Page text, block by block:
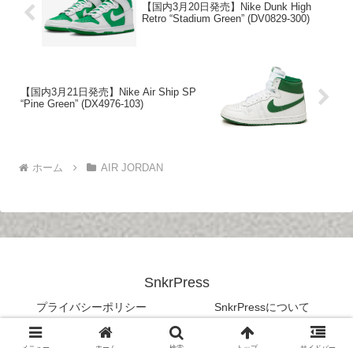
【国内3月20日発売】Nike Dunk High
Retro “Stadium Green” (DV0829-300)
【国内3月21日発売】Nike Air Ship SP
“Pine Green” (DX4976-103)
ホーム AIR JORDAN
SnkrPress
プライバシーポリシー SnkrPressについて
© 2020 SnkrPress.